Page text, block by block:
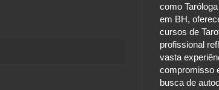
como
em BH,
cursos de
profissional
vasta
compromisso
busca de